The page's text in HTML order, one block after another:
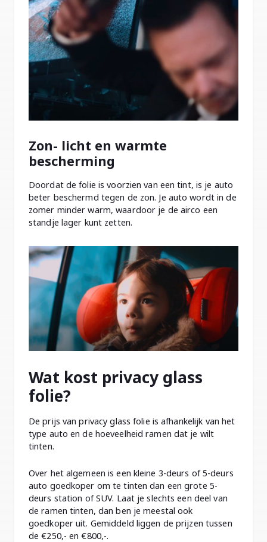
Zon- licht en warmte
bescherming
Doordat de folie is voorzien van een tint, is je auto
beter beschermd tegen de zon. Je auto wordt in de
zomer minder warm, waardoor je de airco een
standje lager kunt zetten.
Wat kost privacy glass
folie?
De prijs van privacy glass folie is afhankelijk van het
type auto en de hoeveelheid ramen dat je wilt
tinten.
Over het algemeen is een kleine 3-deurs of 5-deurs
auto goedkoper om te tinten dan een grote 5-
deurs station of SUV. Laat je slechts een deel van
de ramen tinten, dan ben je meestal ook
goedkoper uit. Gemiddeld liggen de prijzen tussen
de €250,- en €800,-.